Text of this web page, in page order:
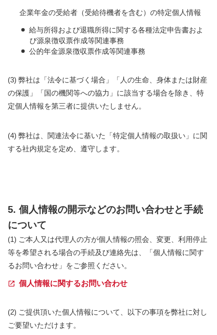
企業年金の受給者（受給待機者を含む）の特定個人情報
給与所得および退職所得に関する各種法定申告書およ
び源泉徴収票作成等関連事務
公的年金源泉徴収票作成等関連事務
(3) 弊社は「法令に基づく場合」「人の生命、身体または財産
の保護」「国の機関等への協力」に該当する場合を除き、特
定個人情報を第三者に提供いたしません。
(4) 弊社は、関連法令に基いた「特定個人情報の取扱い」に関
する社内規定を定め、遵守します。
5. 個人情報の開示などのお問い合わせと手続
について
(1) ご本人又は代理人の方が個人情報の照会、変更、利用停止
等を希望される場合の手続及び連絡先は、「個人情報に関す
るお問い合わせ」をご参照ください。
個人情報に関するお問い合わせ
(2) ご提供頂いた個人情報について、以下の事項を弊社に対し
ご要望いただけます。